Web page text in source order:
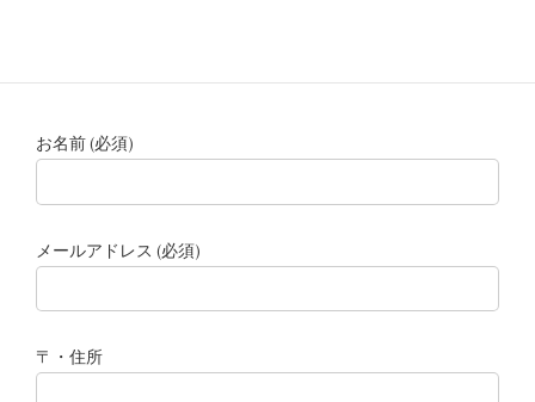
お名前 (必須)
メールアドレス (必須)
〒・住所